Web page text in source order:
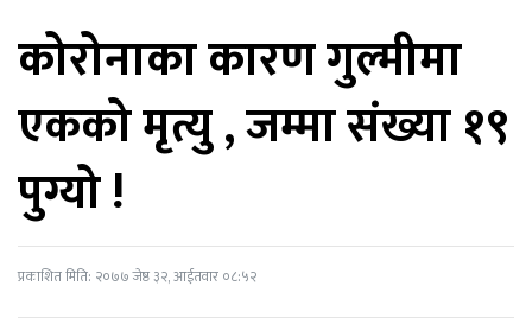
कोरोनाका कारण गुल्मीमा
एकको मृत्यु , जम्मा संख्या १९
पुग्यो !
प्रकाशित मिति: २०७७ जेष्ठ ३२, आईतवार ०८:५२